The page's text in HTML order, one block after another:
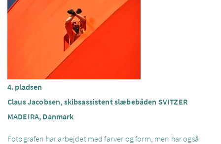
4. pladsen
Claus Jacobsen, skibsassistent slæbebåden SVITZER
MADEIRA, Danmark
Fotografen har arbejdet med farver og form, men har også